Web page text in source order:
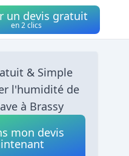
un devis gratuit
en 2 clics
& Simple
l'humidité de
à Brassy
mon devis